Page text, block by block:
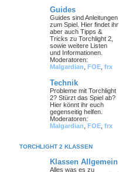
Guides
Guides sind Anleitungen
zum Spiel. Hier findet ihr
aber auch Tipps &
Tricks zu Torchlight 2,
sowie weitere Listen
und Informationen.
Moderatoren:
Malgardian FOE frx
Technik
Probleme mit Torchlight
2? Stürzt das Spiel ab?
Hier könnt ihr euch
gegenseitig helfen.
Moderatoren:
Malgardian FOE frx
TORCHLIGHT 2 KLASSEN
Klassen Allgemein
Alles was es zu